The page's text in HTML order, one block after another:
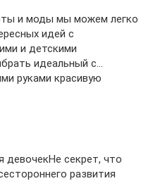
и моды мы можем легко
идей с
и детскими
идеальный с…
руками красивую
девочекНе секрет, что
развития